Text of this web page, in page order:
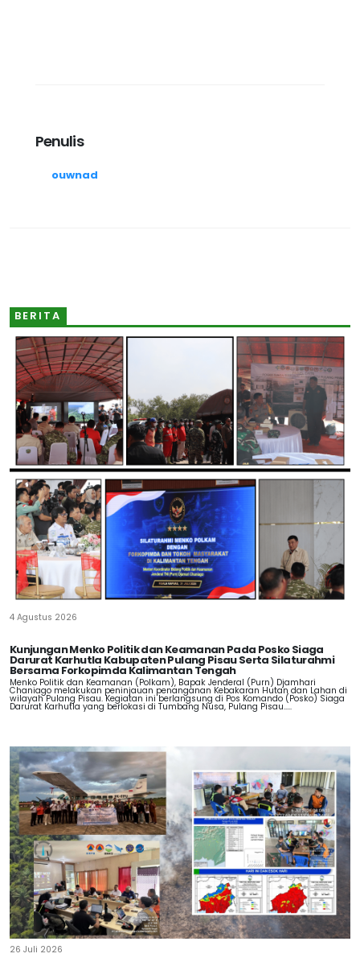
Penulis
ouwnad
BERITA
4 Agustus 2026
Kunjungan Menko Politik dan Keamanan Pada Posko Siaga
Darurat Karhutla Kabupaten Pulang Pisau Serta Silaturahmi
Bersama Forkopimda Kalimantan Tengah
Menko Politik dan Keamanan (Polkam), Bapak Jenderal (Purn) Djamhari
Chaniago melakukan peninjauan penanganan Kebakaran Hutan dan Lahan di
wilayah Pulang Pisau. Kegiatan ini berlangsung di Pos Komando (Posko) Siaga
Darurat Karhutla yang berlokasi di Tumbang Nusa, Pulang Pisau.....
26 Juli 2026